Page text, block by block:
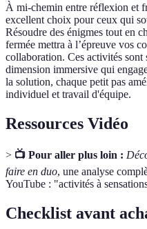
À mi-chemin entre réflexion et
excellent choix pour ceux qui
Résoudre des énigmes tout en
fermée mettra à l’épreuve vos
collaboration. Ces activités sont
dimension immersive qui
la solution, chaque petit pas
individuel et travail d'équipe.
Ressources Vidéo
> 📺 Pour aller plus loin :
faire en duo, une analyse
YouTube : "activités à
Checklist avant